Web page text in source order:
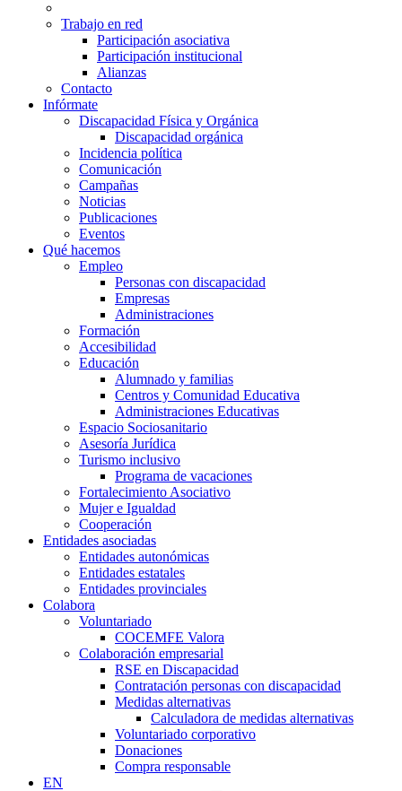
Trabajo en red
Participación asociativa
Participación institucional
Alianzas
Contacto
Infórmate
Discapacidad Física y Orgánica
Discapacidad orgánica
Incidencia política
Comunicación
Campañas
Noticias
Publicaciones
Eventos
Qué hacemos
Empleo
Personas con discapacidad
Empresas
Administraciones
Formación
Accesibilidad
Educación
Alumnado y familias
Centros y Comunidad Educativa
Administraciones Educativas
Espacio Sociosanitario
Asesoría Jurídica
Turismo inclusivo
Programa de vacaciones
Fortalecimiento Asociativo
Mujer e Igualdad
Cooperación
Entidades asociadas
Entidades autonómicas
Entidades estatales
Entidades provinciales
Colabora
Voluntariado
COCEMFE Valora
Colaboración empresarial
RSE en Discapacidad
Contratación personas con discapacidad
Medidas alternativas
Calculadora de medidas alternativas
Voluntariado corporativo
Donaciones
Compra responsable
EN